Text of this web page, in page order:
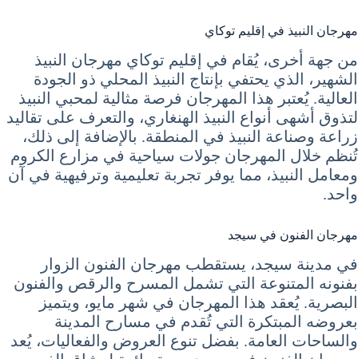
مهرجان النبيذ في إقليم توكاي
من جهة أخرى، يُقام في إقليم توكاي مهرجان النبيذ
الشهير، الذي يحتفي بإنتاج النبيذ المحلي ذو الجودة
العالية. يُعتبر هذا المهرجان فرصة مثالية لمحبي النبيذ
لتذوق أشهى أنواع النبيذ الهنغاري، والتعرف على تقاليد
زراعة وصناعة النبيذ في المنطقة. بالإضافة إلى ذلك،
تُنظم خلال المهرجان جولات سياحية في مزارع الكروم
ومعامل النبيذ، مما يوفر تجربة تعليمية وترفيهية في آن
واحد.
مهرجان الفنون في سيجد
في مدينة سيجد، يستقطب مهرجان الفنون الزوار
بفنونه المتنوعة التي تشمل المسرح والرقص والفنون
البصرية. يُعقد هذا المهرجان في شهر مايو، ويتميز
بعروضه المبتكرة التي تُقدم في مسارح المدينة
والساحات العامة. بفضل تنوع العروض والفعاليات، يُعد